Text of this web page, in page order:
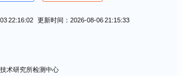
22:16:02 更新时间：2026-08-06 21:15:33
术研究所检测中心